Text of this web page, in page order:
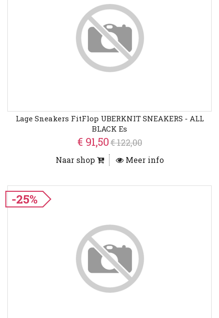
Lage Sneakers FitFlop UBERKNIT SNEAKERS - ALL
BLACK Es
€ 91,50€ 122,00
Naar shop Meer info
-25%